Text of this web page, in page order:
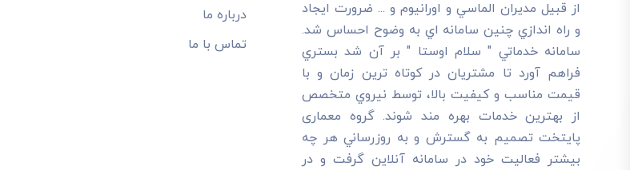
از قبيل مديران الماسي و اورانيوم و ... ضرورت ايجاد
و راه اندازي چنين سامانه اي به وضوح احساس شد.
سامانه خدماتي " سلام اوستا " بر آن شد بستري
فراهم آورد تا مشتريان در کوتاه ترين زمان و با
قيمت مناسب و کيفيت بالا، توسط نيروي متخصص
از بهترين خدمات بهره مند شوند. گروه معماری
پایتخت تصميم به گسترش و به روزرساني هر چه
بيشتر فعاليت خود در سامانه آنلاين گرفت و در
درباره ما
تماس با ما